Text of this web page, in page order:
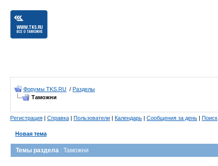
Форумы TKS.RU / Разделы
Таможни
Регистрация | Справка | Пользователи | Календарь | Сообщения за день | Поиск
Новая тема
Темы раздела : Таможни